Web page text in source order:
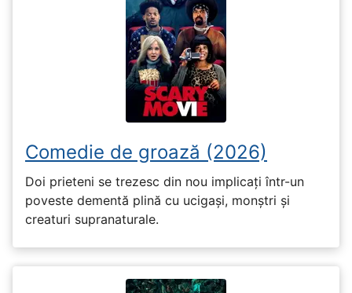
Comedie de groază (2026)
Doi prieteni se trezesc din nou implicați într-un
poveste dementă plină cu ucigași, monștri și
creaturi supranaturale.